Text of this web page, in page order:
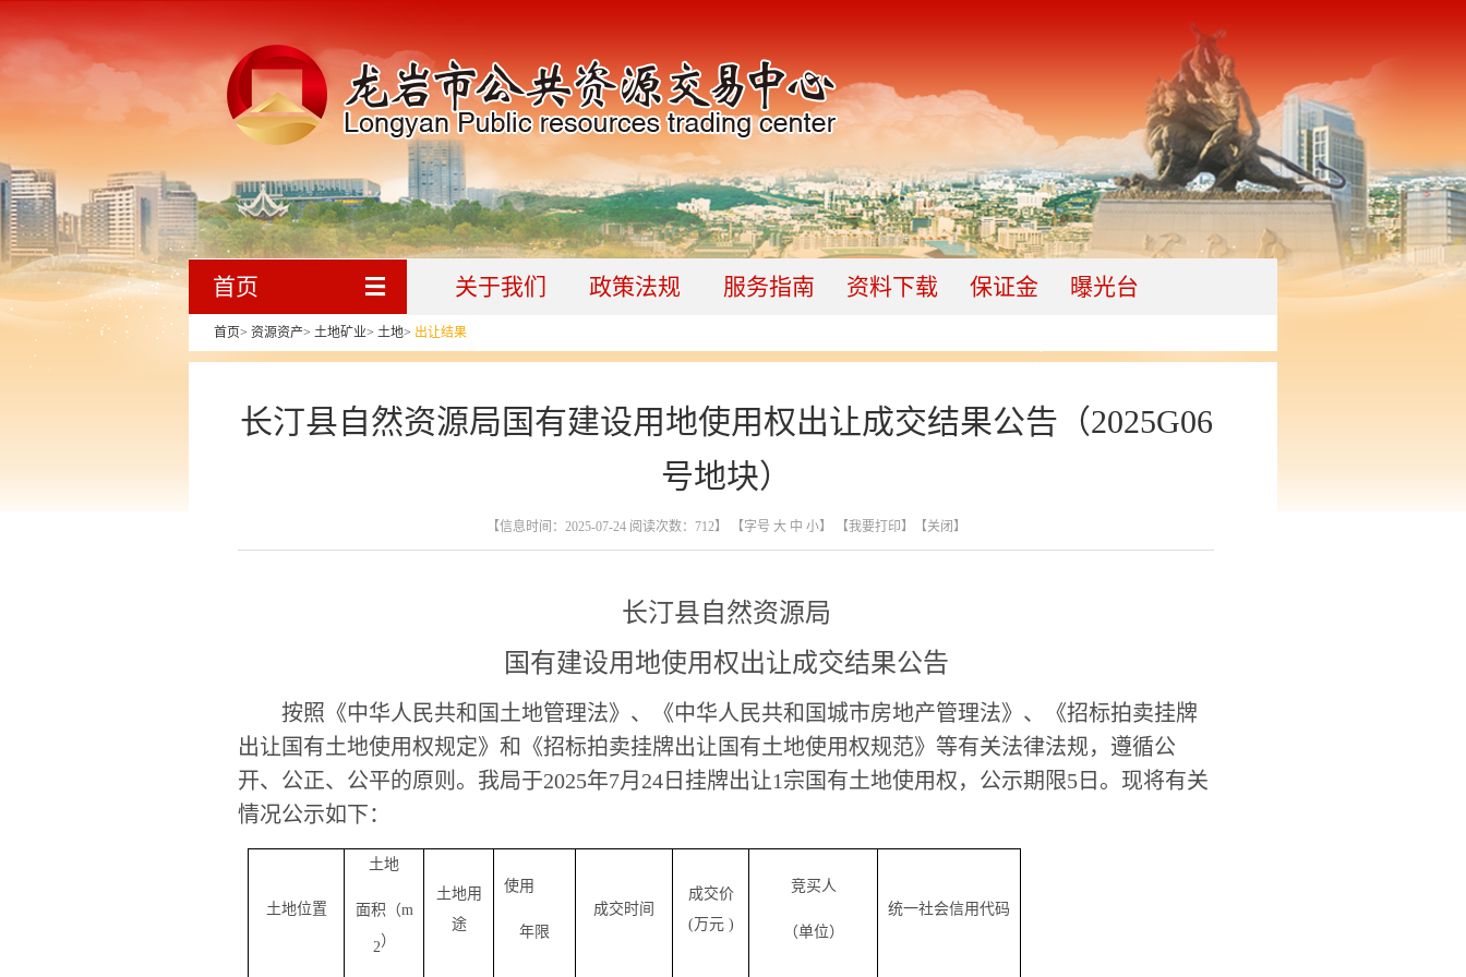
首页 关于我们 政策法规 服务指南 资料下载 保证金 曝光台
首页> 资源资产> 土地矿业> 土地> 出让结果
长汀县自然资源局国有建设用地使用权出让成交结果公告（2025G06
号地块）
【信息时间：2025-07-24 阅读次数： 712】 【字号 大 中 小】 【我要打印】 【关闭】
长汀县自然资源局
国有建设用地使用权出让成交结果公告
按照《中华人民共和国 土地管理法》、《中华人民共和国 城市房地产管理法》、《招标拍卖挂牌
出让国有土地使用权规定》和《招标拍卖挂牌出让国有土地使用权规范》等有关法律法规，遵循公
开、公正、公平的原则。我局于2025年7月 24 日 挂牌出让1 宗国有土地使用权，公示期限5 日。 现将有关
情况公示如下：
土地位置
土地
面积（m
2）
土地用
途
使用
年限
成交时间
成交价
( 万元 )
竞买人
（单位）
统一社会信用代码